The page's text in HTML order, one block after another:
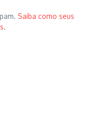
Saiba como seus
.